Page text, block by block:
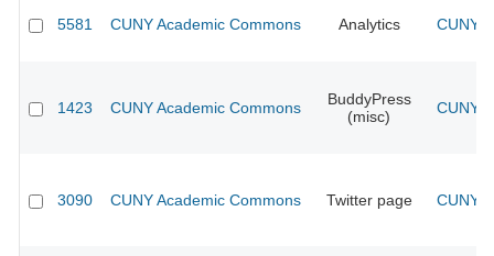
5581 CUNY Academic Commons Analytics CUNY
1423 CUNY Academic Commons
BuddyPress
(misc)
CUNY
3090 CUNY Academic Commons Twitter page CUNY